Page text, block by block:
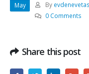
May By
0 Comments
Share this post